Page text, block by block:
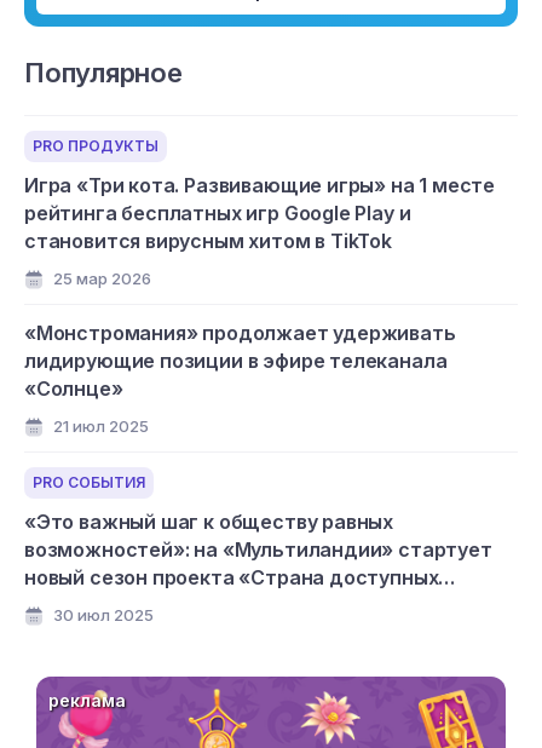
Популярное
PRO ПРОДУКТЫ
Игра «Три кота. Развивающие игры» на 1 месте
рейтинга бесплатных игр Google Play и
становится вирусным хитом в TikTok
25 мар 2026
«Монстромания» продолжает удерживать
лидирующие позиции в эфире телеканала
«Солнце»
21 июл 2025
PRO СОБЫТИЯ
«Это важный шаг к обществу равных
возможностей»: на «Мультиландии» стартует
новый сезон проекта «Страна доступных
мультфильмов»
30 июл 2025
реклама